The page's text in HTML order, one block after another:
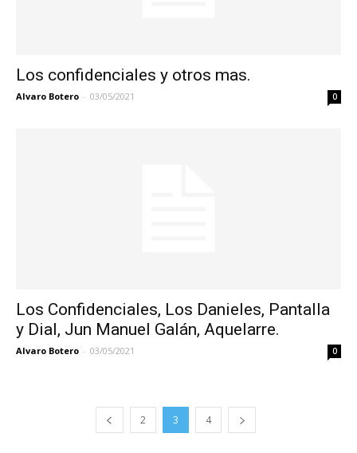
Los confidenciales y otros mas.
Alvaro Botero - 03/05/2021 0
Los Confidenciales, Los Danieles, Pantalla
y Dial, Jun Manuel Galán, Aquelarre.
Alvaro Botero - 03/05/2021 0
2 3 4